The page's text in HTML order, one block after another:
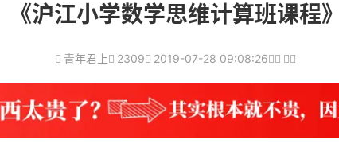
《沪江小学数学思维计算班课程》
青年君上 2309 2019-07-28 09:08:26